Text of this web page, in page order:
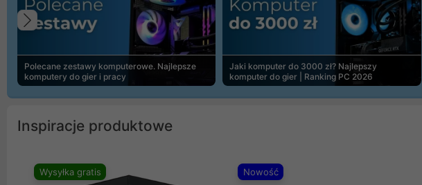
Polecane zestawy komputerowe. Najlepsze
komputery do gier i pracy
Jaki komputer do 3000 zł? Najlepszy
komputer do gier | Ranking PC 2026
Poprzedni
Inspiracje produktowe
Wysyłka gratis Nowość